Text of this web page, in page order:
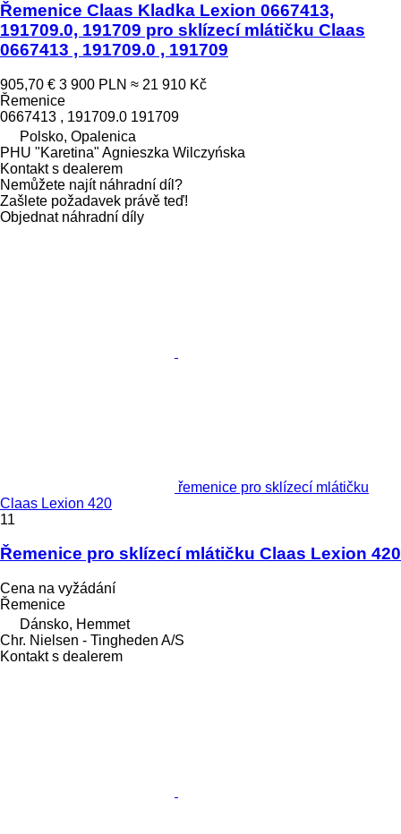
Řemenice Claas Kladka Lexion 0667413,
191709.0, 191709 pro sklízecí mlátičku Claas
0667413 , 191709.0 , 191709
905,70 € 3 900 PLN ≈ 21 910 Kč
Řemenice
0667413 , 191709.0 191709
Polsko, Opalenica
PHU "Karetina" Agnieszka Wilczyńska
Kontakt s dealerem
Nemůžete najít náhradní díl?
Zašlete požadavek právě teď!
Objednat náhradní díly
řemenice pro sklízecí mlátičku
Claas Lexion 420
11
Řemenice pro sklízecí mlátičku Claas Lexion 420
Cena na vyžádání
Řemenice
Dánsko, Hemmet
Chr. Nielsen - Tingheden A/S
Kontakt s dealerem